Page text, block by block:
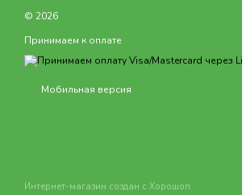
© 2026
Принимаем к оплате
Мобильная версия
Интернет-магазин создан с Хорошоп